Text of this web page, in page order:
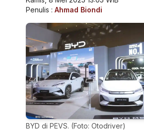
Penulis : Ahmad Biondi
BYD di PEVS. (Foto: Otodriver)